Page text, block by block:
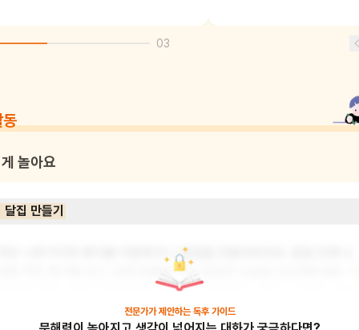
03
놀아요
달집 만들기
은 나뭇가지와 종이를 이용해 미니 달집을 만들어보아요. 달집 안에 소
을 적은 종이를 넣고, 밤에 촛불을 켜서 달집의 모습을 감상해보세요.
통해 우리나라의 전통 풍습을 체험하고 창의력도 기를 수 있어요. 준비
: 작은 나뭇가지, 종이, 가위, 풀, 색연필, 전기 촛불
전문가가 제안하는 독후 가이드